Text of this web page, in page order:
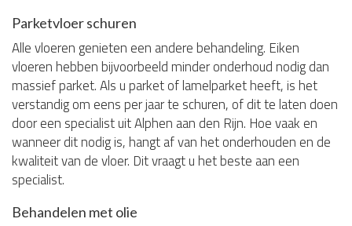
Parketvloer schuren
Alle vloeren genieten een andere behandeling. Eiken
vloeren hebben bijvoorbeeld minder onderhoud nodig dan
massief parket. Als u parket of lamelparket heeft, is het
verstandig om eens per jaar te schuren, of dit te laten doen
door een specialist uit Alphen aan den Rijn. Hoe vaak en
wanneer dit nodig is, hangt af van het onderhouden en de
kwaliteit van de vloer. Dit vraagt u het beste aan een
specialist.
Behandelen met olie